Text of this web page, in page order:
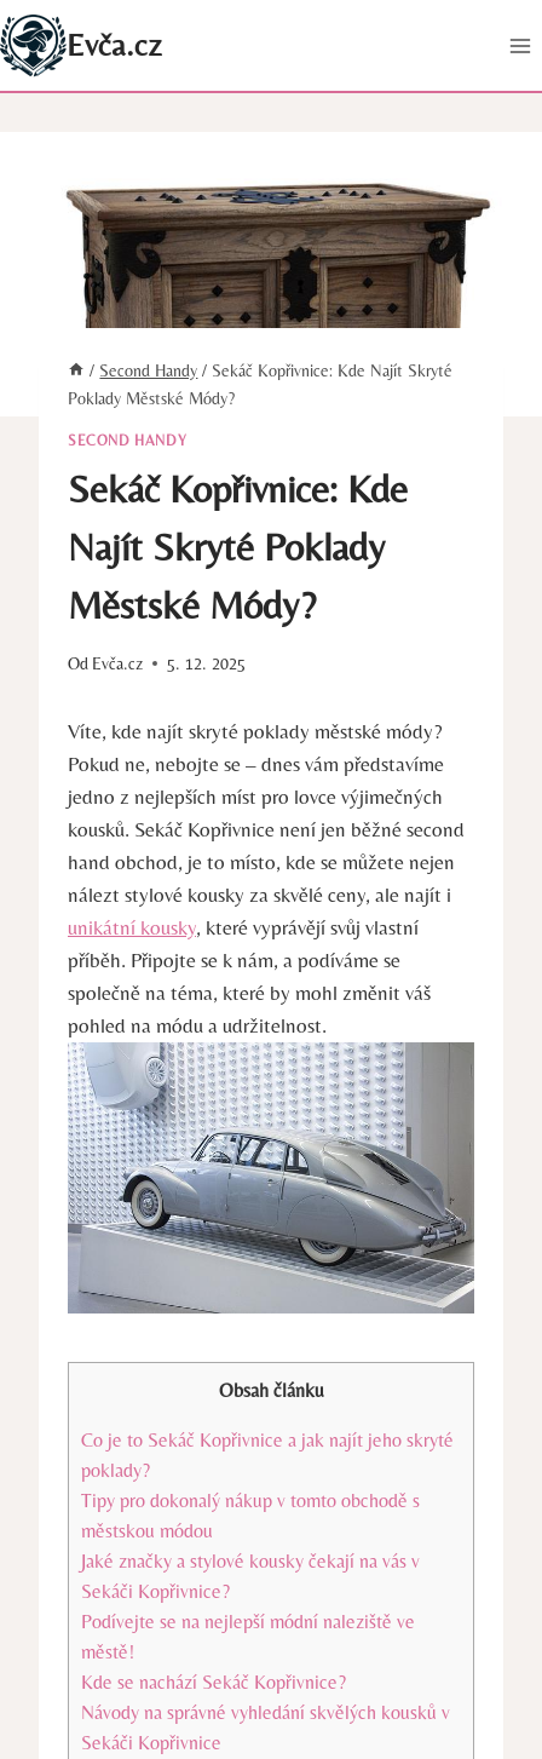
Přeskočit
na
obsah
Evča.cz
/ Second Handy / Sekáč Kopřivnice: Kde Najít Skryté
Poklady Městské Módy?
SECOND HANDY
Sekáč Kopřivnice: Kde
Najít Skryté Poklady
Městské Módy?
Od Evča.cz 5. 12. 2025
Víte, kde najít skryté poklady městské módy?
Pokud ne, nebojte se – dnes vám představíme
jedno z nejlepších míst pro lovce výjimečných
kousků. Sekáč Kopřivnice není jen běžné second
hand obchod, je to místo, kde se můžete nejen
nálezt stylové kousky za skvělé ceny, ale najít i
unikátní kousky, které vyprávějí svůj vlastní
příběh. Připojte se k nám, a podíváme se
společně na téma, které by mohl změnit váš
pohled na módu a udržitelnost.
Obsah článku
Co je to Sekáč Kopřivnice a jak najít jeho skryté
poklady?
Tipy pro dokonalý nákup v tomto obchodě s
městskou módou
Jaké značky a stylové kousky čekají na vás v
Sekáči Kopřivnice?
Podívejte se na nejlepší módní naleziště ve
městě!
Kde se nachází Sekáč Kopřivnice?
Návody na správné vyhledání skvělých kousků v
Sekáči Kopřivnice